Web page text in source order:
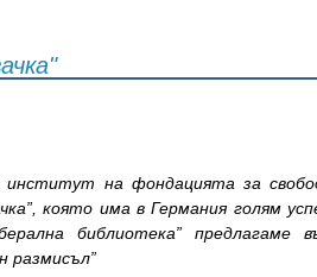
на фондацията за
която има в Германия голям
библиотека” предлагаме
размисъл”